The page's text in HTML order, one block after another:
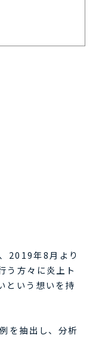
2019年8月より
う方々に炎上ト
という想いを持
を抽出し、分析